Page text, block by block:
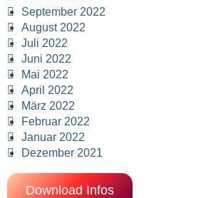
September 2022
August 2022
Juli 2022
Juni 2022
Mai 2022
April 2022
März 2022
Februar 2022
Januar 2022
Dezember 2021
Download Infos